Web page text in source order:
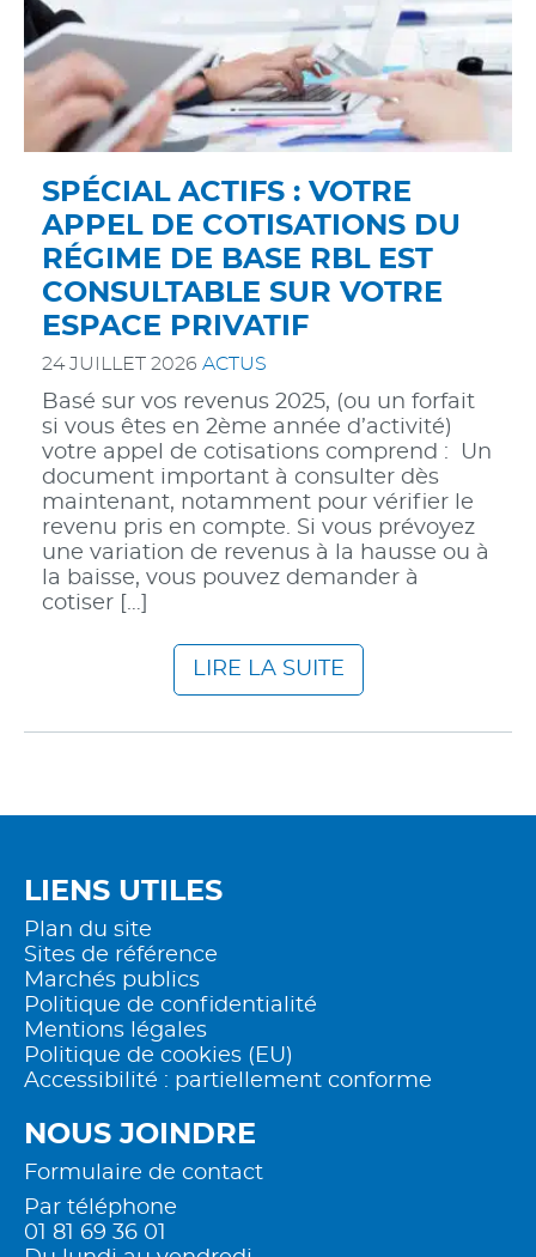
SPÉCIAL ACTIFS : VOTRE
APPEL DE COTISATIONS DU
RÉGIME DE BASE RBL EST
CONSULTABLE SUR VOTRE
ESPACE PRIVATIF
24 JUILLET 2026 ACTUS
Basé sur vos revenus 2025, (ou un forfait
si vous êtes en 2ème année d’activité)
votre appel de cotisations comprend : Un
document important à consulter dès
maintenant, notamment pour vérifier le
revenu pris en compte. Si vous prévoyez
une variation de revenus à la hausse ou à
la baisse, vous pouvez demander à
cotiser […]
LIRE LA SUITE
LIENS UTILES
Plan du site
Sites de référence
Marchés publics
Politique de confidentialité
Mentions légales
Politique de cookies (EU)
Accessibilité : partiellement conforme
NOUS JOINDRE
Formulaire de contact
Par téléphone
01 81 69 36 01